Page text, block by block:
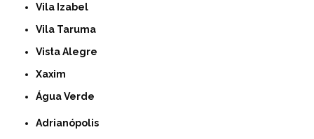
Vila Izabel
Vila Taruma
Vista Alegre
Xaxim
Água Verde
Adrianópolis